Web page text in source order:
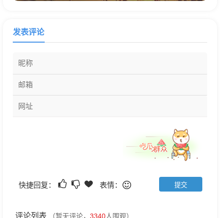
发表评论
快捷回复： 表情：
评论列表 （暂无评论， 3340人围观）